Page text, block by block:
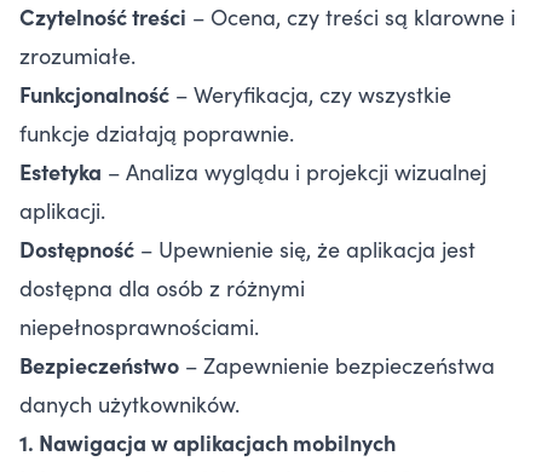
Czytelność treści – Ocena, czy treści są klarowne i
zrozumiałe.
Funkcjonalność – Weryfikacja, czy wszystkie
funkcje działają poprawnie.
Estetyka – Analiza wyglądu i projekcji wizualnej
aplikacji.
Dostępność – Upewnienie się, że aplikacja jest
dostępna dla osób z różnymi
niepełnosprawnościami.
Bezpieczeństwo – Zapewnienie bezpieczeństwa
danych użytkowników.
1. Nawigacja w aplikacjach mobilnych